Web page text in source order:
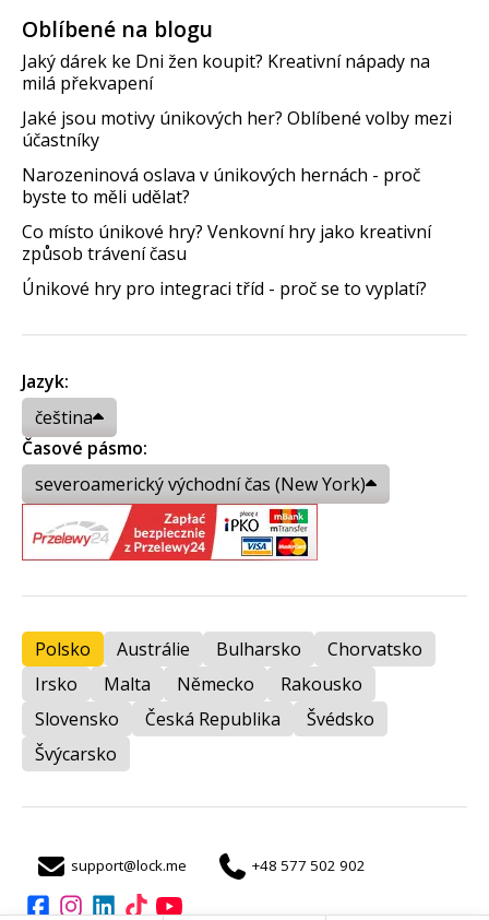
Oblíbené na blogu
Jaký dárek ke Dni žen koupit? Kreativní nápady na
milá překvapení
Jaké jsou motivy únikových her? Oblíbené volby mezi
účastníky
Narozeninová oslava v únikových hernách - proč
byste to měli udělat?
Co místo únikové hry? Venkovní hry jako kreativní
způsob trávení času
Únikové hry pro integraci tříd - proč se to vyplatí?
Jazyk:
čeština
Časové pásmo:
severoamerický východní čas (New York)
Polsko Austrálie Bulharsko
Chorvatsko
Irsko
Malta Německo
Rakousko
Slovensko
Česká Republika
Švédsko
Švýcarsko
support@lock.me +48 577 502 902